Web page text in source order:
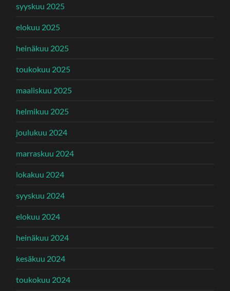
syyskuu 2025
elokuu 2025
heinäkuu 2025
toukokuu 2025
maaliskuu 2025
helmikuu 2025
joulukuu 2024
marraskuu 2024
lokakuu 2024
syyskuu 2024
elokuu 2024
heinäkuu 2024
kesäkuu 2024
toukokuu 2024